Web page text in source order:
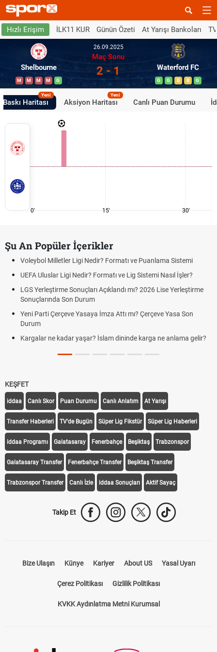
Hızlı Erişim İLK11 KUR Günün Özeti At Yarışı Bankoları
Shelbourne
M M M M G
26.09.2025
Maç Sonu
2 - 1 Waterford FC
G G B B G
Baskı Haritası
Yeni
Aksiyon Haritası
Yeni
Canlı Puan Durumu
0' 15' 30'
Şu An Popüler İçerikler
Voleybol Milletler Ligi Nedir? Formatı ve Puanlama Sistemi
UEFA Uluslar Ligi Nedir? Formatı ve Lig Sistemi Nasıl İşler?
LGS Yerleştirme Sonuçları Açıklandı mı? 2026 Lise Yerleştirme
Sonuçlarında Son Durum
Yeni Parti Çerçeve Yasaya İmza Attı mı? Çerçeve Yasa Son
Durum
Kargalar ne kadar yaşar? İslam dininde karga ne anlama gelir?
KEŞFET
iddaa Canlı Skor Puan Durumu Canlı Anlatım At Yarışı
Transfer Haberleri TV'de Bugün Süper Lig Fikstür Süper Lig Haberleri
iddaa Programı Galatasaray Fenerbahçe Beşiktaş Trabzonspor
Galatasaray Transfer Fenerbahçe Transfer Beşiktaş Transfer
Trabzonspor Transfer Canlı İzle iddaa Sonuçları Aktif Sayaç
Takip Et
Bize Ulaşın Künye Kariyer About US Yasal Uyarı
Çerez Politikası Gizlilik Politikası
KVKK Aydınlatma Metni Kurumsal